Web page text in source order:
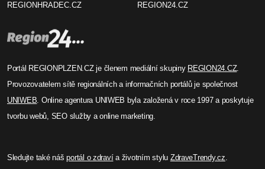
REGIONHRADEC.CZ REGION24.CZ
Portál REGIONPLZEN.CZ je členem mediální skupiny REGION24.CZ.
Provozovatelem sítě regionálních a informačních portálů je společnost
UNIWEB. Online agentura UNIWEB byla založená v roce 1997 a poskytuje
tvorbu webů, SEO služby a online marketing.
Sledujte také nášportál o zdravía životním stylu ZdraveTrendy.cz.